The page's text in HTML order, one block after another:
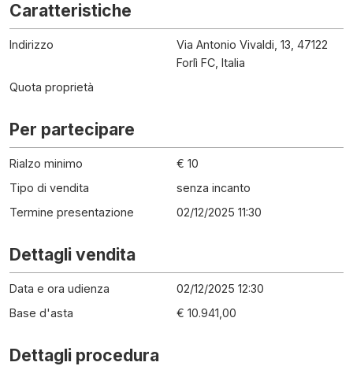
Caratteristiche
Indirizzo
Via Antonio Vivaldi, 13, 47122
Forlì FC, Italia
Quota proprietà
Per partecipare
Rialzo minimo
€ 10
Tipo di vendita
senza incanto
Termine presentazione
02/12/2025 11:30
Dettagli vendita
Data e ora udienza
02/12/2025 12:30
Base d'asta
€ 10.941,00
Dettagli procedura